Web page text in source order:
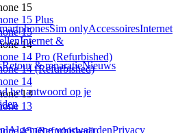
15
15 Plus
15
14
14 Pro (Refurbished)
14 (Refurbished)
14
13
13
15 (Refurbished)
Sim onlyAccessoiresInternet
Internet &
Retour & reparatieNieuws
het antwoord op je
Algemene voorwaardenPrivacy